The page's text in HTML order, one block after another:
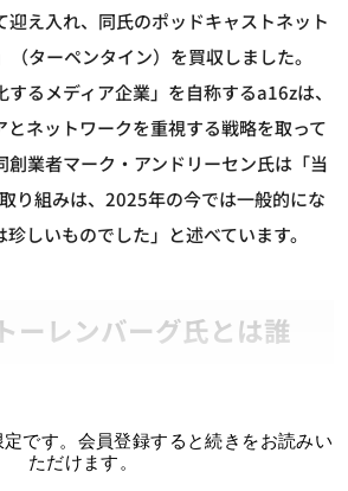
迎え入れ、同氏のポッドキャストネット
ターペンタイン）を買収しました。
するメディア企業」を自称するa16zは、
とネットワークを重視する戦略を取って
創業者マーク・アンドリーセン氏は「当
り組みは、2025年の今では一般的にな
しいものでした」と述べています。
ーレンバーグ氏とは誰
です。会員登録すると続きをお読みい
ただけます。